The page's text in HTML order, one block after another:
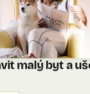
malý byt a